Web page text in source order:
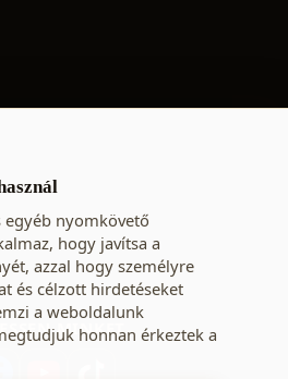
egyéb nyomkövető
hogy javítsa a
azzal hogy személyre
és célzott hirdetéseket
a weboldalunk
honnan érkeztek a
MINKET